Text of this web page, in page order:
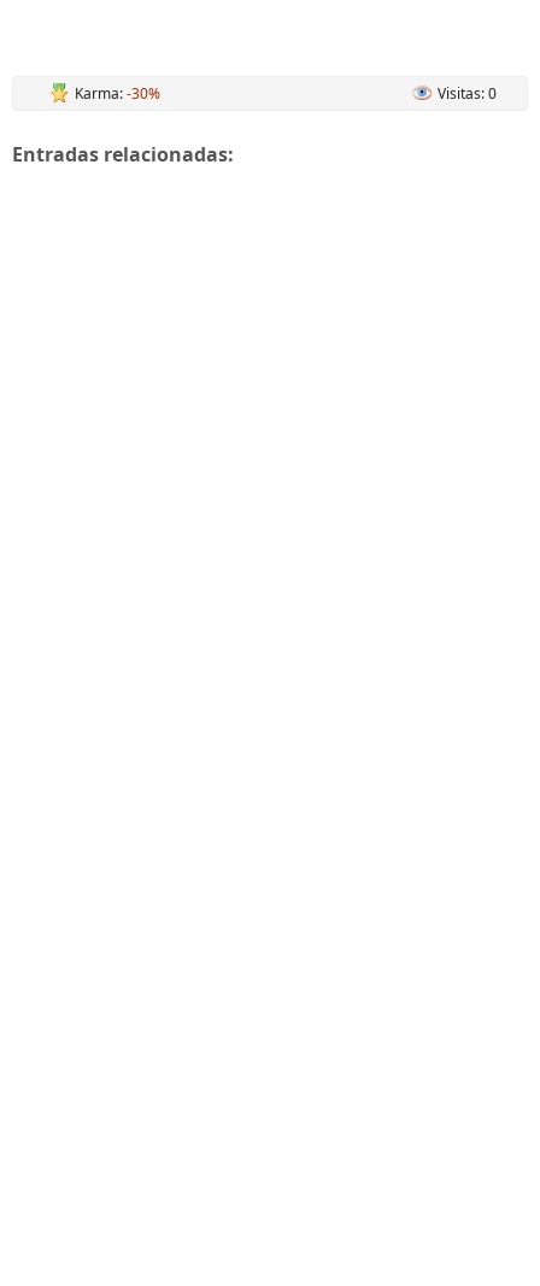
Karma:-30% Visitas: 0
Entradas relacionadas: